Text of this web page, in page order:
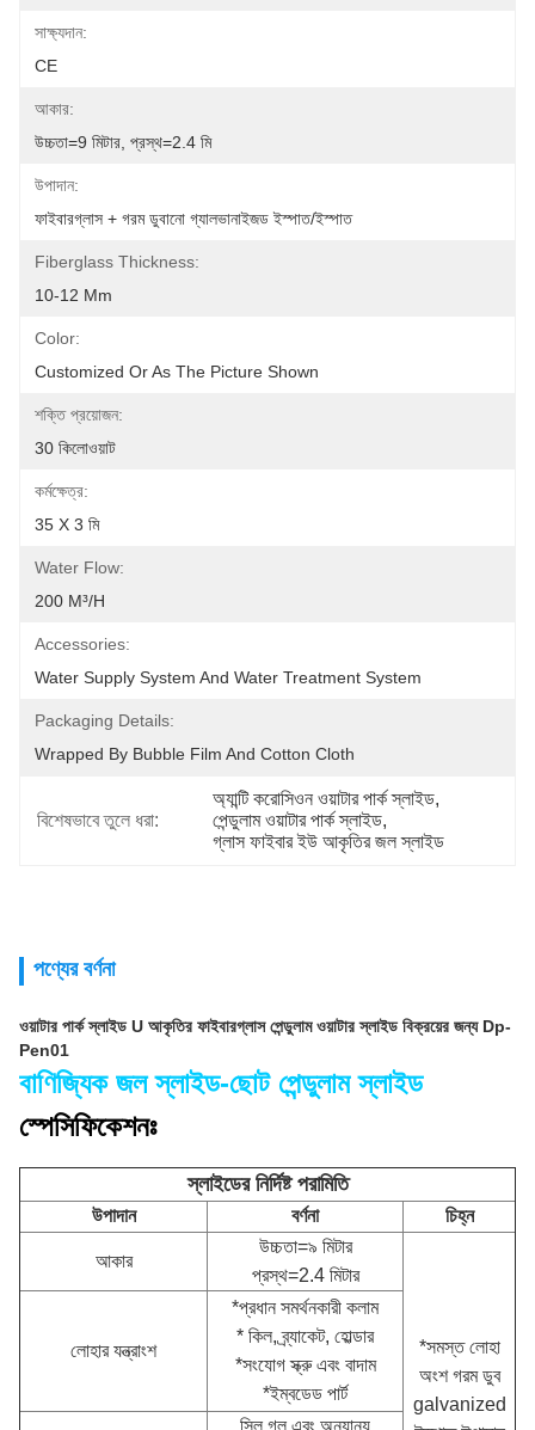
সাক্ষ্যদান:
CE
আকার:
উচ্চতা=9 মিটার, প্রস্থ=2.4 মি
উপাদান:
ফাইবারগ্লাস + গরম ডুবানো গ্যালভানাইজড ইস্পাত/ইস্পাত
Fiberglass Thickness:
10-12 Mm
Color:
Customized Or As The Picture Shown
শক্তি প্রয়োজন:
30 কিলোওয়াট
কর্মক্ষেত্র:
35 X 3 মি
Water Flow:
200 M³/h
Accessories:
Water Supply System And Water Treatment System
Packaging Details:
Wrapped By Bubble Film And Cotton Cloth
বিশেষভাবে তুলে ধরা:
অ্যান্টি করোসিওন ওয়াটার পার্ক স্লাইড,
পেন্ডুলাম ওয়াটার পার্ক স্লাইড,
গ্লাস ফাইবার ইউ আকৃতির জল স্লাইড
পণ্যের বর্ণনা
ওয়াটার পার্ক স্লাইড U আকৃতির ফাইবারগ্লাস পেন্ডুলাম ওয়াটার স্লাইড বিক্রয়ের জন্য Dp-
Pen01
বাণিজ্যিক জল স্লাইড-ছোট পেন্ডুলাম স্লাইড
স্পেসিফিকেশনঃ
স্লাইডের নির্দিষ্ট পরামিতি
উপাদান বর্ণনা চিহ্ন
আকার
উচ্চতা=৯ মিটার
প্রস্থ=2.4 মিটার
*সমস্ত লোহা
অংশ গরম ডুব
galvanized
লোহার যন্ত্রাংশ
*প্রধান সমর্থনকারী কলাম
* কিল, ব্র্যাকেট, হোল্ডার
*সংযোগ স্ক্রু এবং বাদাম
*ইম্বডেড পার্ট
সিল গ্লু এবং অন্যান্য